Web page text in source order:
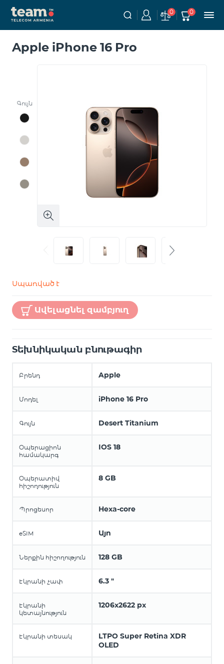
0 0
Apple iPhone 16 Pro
Գույն
Սպառված է
Ավելացնել զամբյուղ
Տեխնիկական բնութագիր
Բրենդ Apple
Մոդել iPhone 16 Pro
Գույն Desert Titanium
Օպերացիոն
համակարգ
IOS 18
Օպերատիվ
հիշողություն
8 GB
Պրոցեսոր Hexa-core
eSIM Այո
Ներքին հիշողություն 128 GB
Էկրանի չափ 6.3 "
Էկրանի
կետայնություն
1206x2622 px
Էկրանի տեսակ
LTPO Super Retina XDR
OLED